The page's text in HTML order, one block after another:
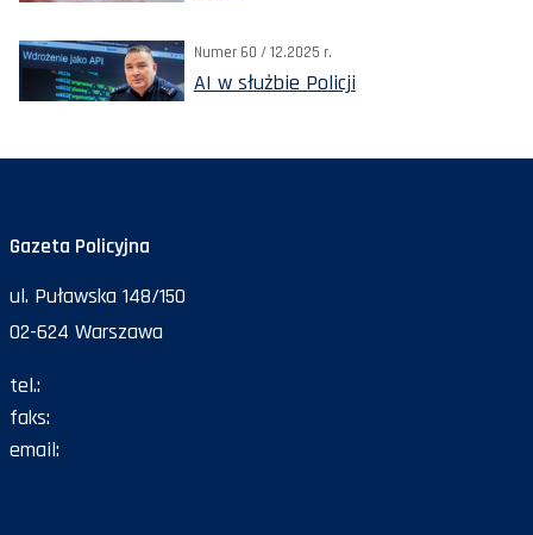
Numer 60 / 12.2025 r.
AI w służbie Policji
Gazeta Policyjna
ul. Puławska 148/150
02-624 Warszawa
tel.:
faks:
email: